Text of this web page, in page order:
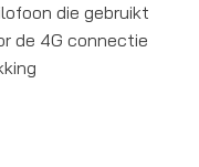
die gebruikt
de 4G connectie